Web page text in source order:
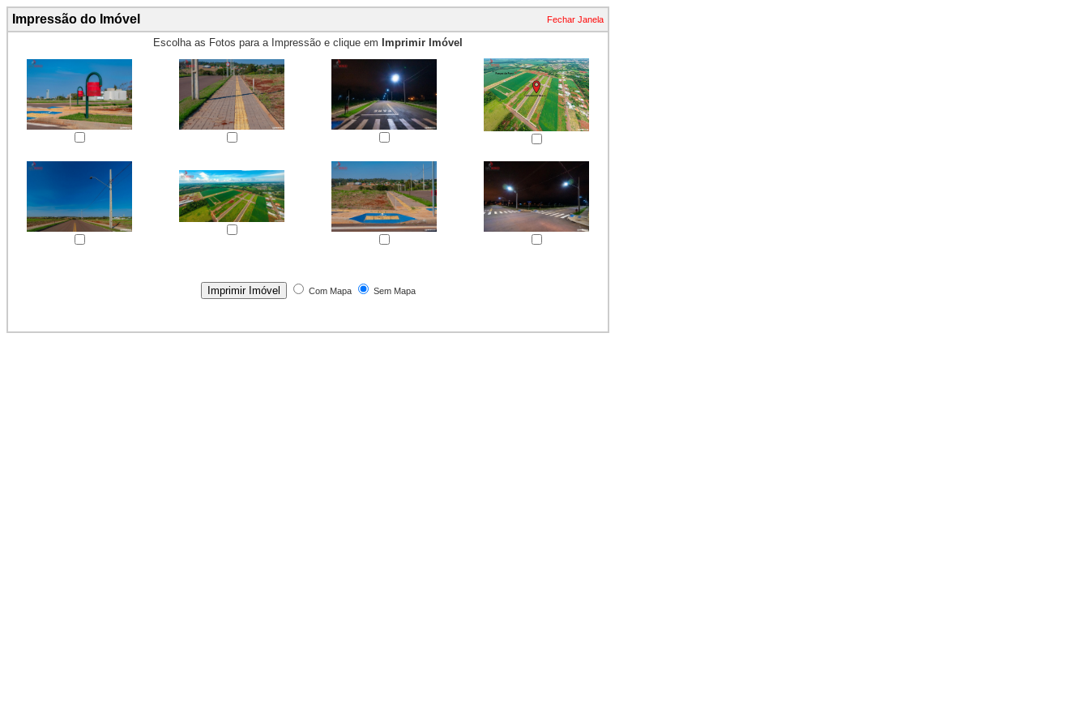
Impressão do Imóvel Fechar Janela
Escolha as Fotos para a Impressão e clique em Imprimir Imóvel
Com Mapa Sem Mapa